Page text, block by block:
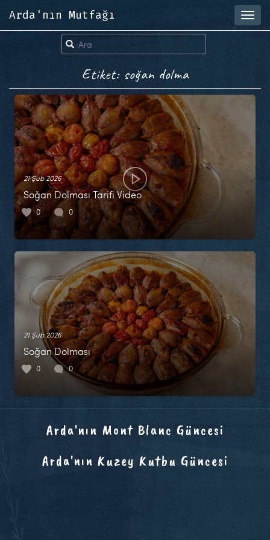
Arda'nın Mutfağı
Etiket: soğan dolma
21 Şub 2026
Soğan Dolması Tarifi Video
0 0
21 Şub 2026
Soğan Dolması
0 0
Arda'nın Mont Blanc Güncesi
Arda'nın Kuzey Kutbu Güncesi